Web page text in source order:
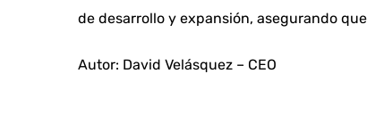
de desarrollo y expansión, asegurando
Autor: David Velásquez – CEO